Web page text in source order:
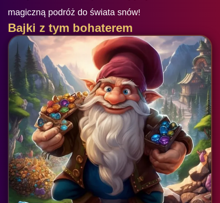
magiczną podróż do świata snów!
Bajki z tym bohaterem